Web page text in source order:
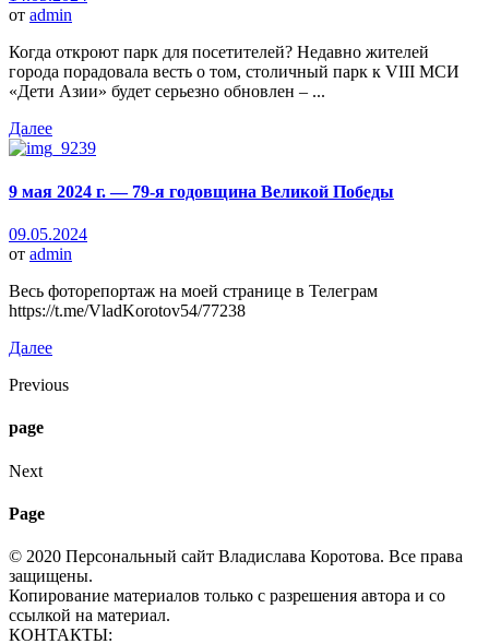
от admin
Когда откроют парк для посетителей? Недавно жителей
города порадовала весть о том, столичный парк к VIII МСИ
«Дети Азии» будет серьезно обновлен – ...
Далее
9 мая 2024 г. — 79-я годовщина Великой Победы
09.05.2024
от admin
Весь фоторепортаж на моей странице в Телеграм
https://t.me/VladKorotov54/77238
Далее
Previous
page
Next
Page
© 2020 Персональный сайт Владислава Коротова. Все права
защищены.
Копирование материалов только с разрешения автора и со
ссылкой на материал.
КОНТАКТЫ: